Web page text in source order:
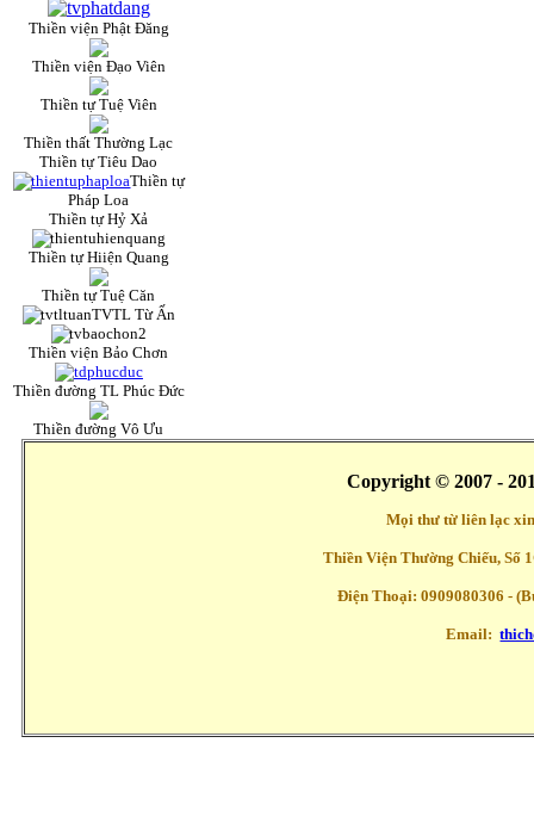
Thiền viện Phật Đăng
Thiền viện Đạo Viên
Thiền tự Tuệ Viên
Thiền thất Thường Lạc
Thiền tự Tiêu Dao
Thiền tự
Pháp Loa
Thiền tự Hỷ Xả
Thiền tự Hiiện Quang
Thiền tự Tuệ Căn
TVTL Từ Ấn
Thiền viện Bảo Chơn
Thiền đường TL Phúc Đức
Thiền đường Vô Ưu
Copyright © 2007 -
Mọi thư từ liên lạc
Thiền Viện Thường Chiếu, Số
Điện Thoại: 0909080306 -
Email: